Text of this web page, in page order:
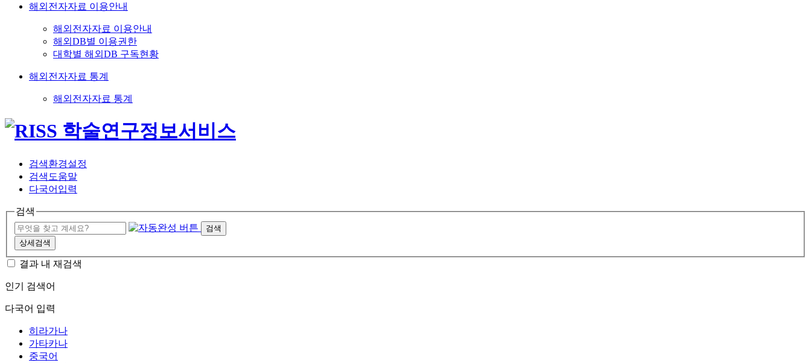
해외전자자료 이용안내
해외전자자료 이용안내
해외DB별 이용권한
대학별 해외DB 구독현황
해외전자자료 통계
해외전자자료 통계
검색환경설정
검색도움말
다국어입력
검색
검색
상세검색
결과 내 재검색
인기 검색어
다국어 입력
히라가나
가타카나
중국어